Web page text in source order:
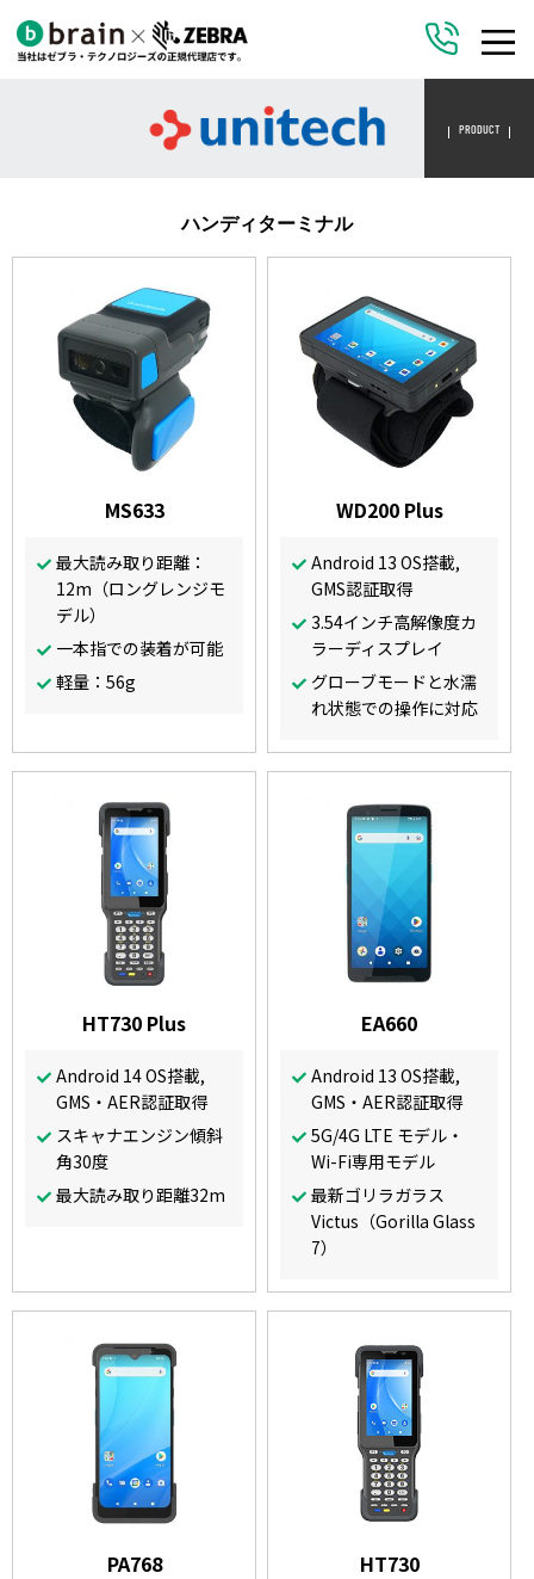
PRODUCT
ハンディターミナル
MS633
最大読み取り距離：
12m（ロングレンジモ
デル）
一本指での装着が可能
軽量：56g
WD200 Plus
Android 13 OS搭載,
GMS認証取得
3.54インチ高解像度カ
ラーディスプレイ
グローブモードと水濡
れ状態での操作に対応
HT730 Plus
Android 14 OS搭載,
GMS・AER認証取得
スキャナエンジン傾斜
角30度
最大読み取り距離32m
EA660
Android 13 OS搭載,
GMS・AER認証取得
5G/4G LTE モデル・
Wi-Fi専用モデル
最新ゴリラガラス
Victus（Gorilla Glass
7）
PA768 HT730